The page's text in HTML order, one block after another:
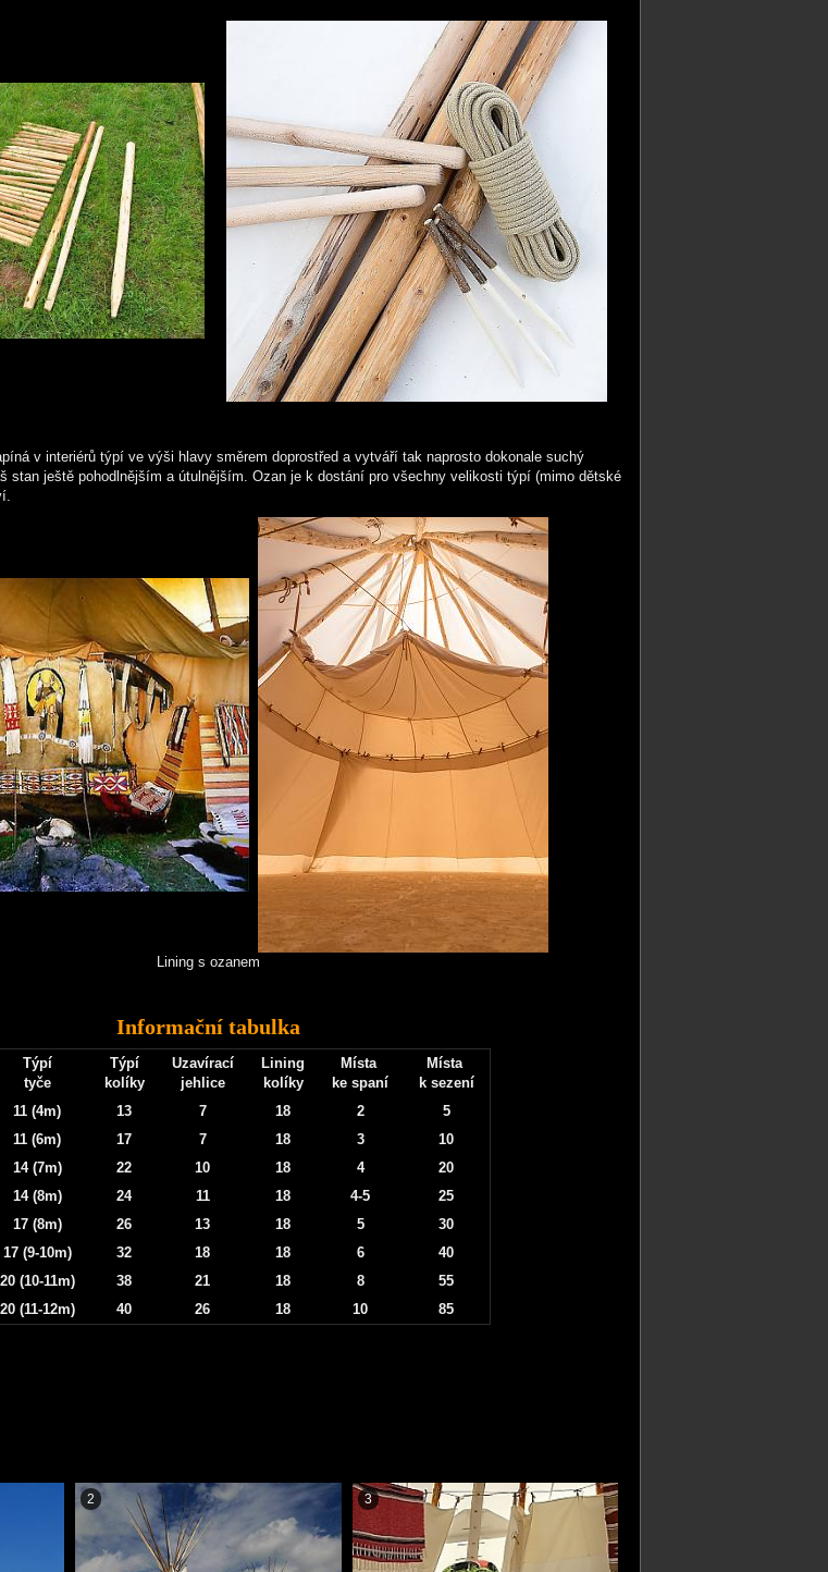
v interiérů týpí ve výši hlavy směrem doprostřed a vytváří tak naprosto dokonale suchý
stan ještě pohodlnějším a útulnějším. Ozan je k dostání pro všechny velikosti týpí (mimo dětské
Lining s ozanem
Informační tabulka
Týpí
tyče
Týpí
kolíky
Uzavírací
jehlice
Lining
kolíky
Místa
ke spaní
Místa
k sezení
11 (4m) 13 7 18 2
5
11 (6m) 17 7 18 3
10
14 (7m) 22 10 18 4
20
14 (8m) 24 11 18 4-5
25
17 (8m) 26 13 18 5
30
17 (9-10m) 32 18 18 6
40
20 (10-11m) 38 21 18 8
55
20 (11-12m) 40 26 18 10 85
2 3